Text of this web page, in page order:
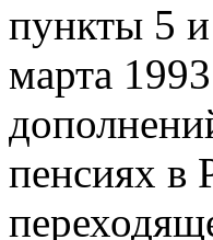
пункты 5
марта
пенсиях